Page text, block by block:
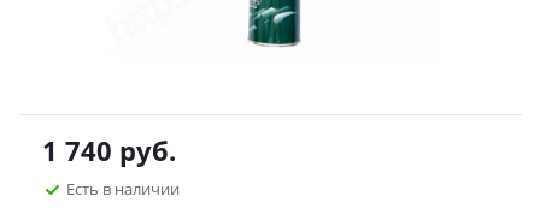
1 740 руб.
Есть в наличии